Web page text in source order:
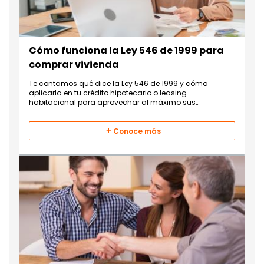
Cómo funciona la Ley 546 de 1999 para
comprar vivienda
Te contamos qué dice la Ley 546 de 1999 y cómo
aplicarla en tu crédito hipotecario o leasing
habitacional para aprovechar al máximo sus
Conoce más